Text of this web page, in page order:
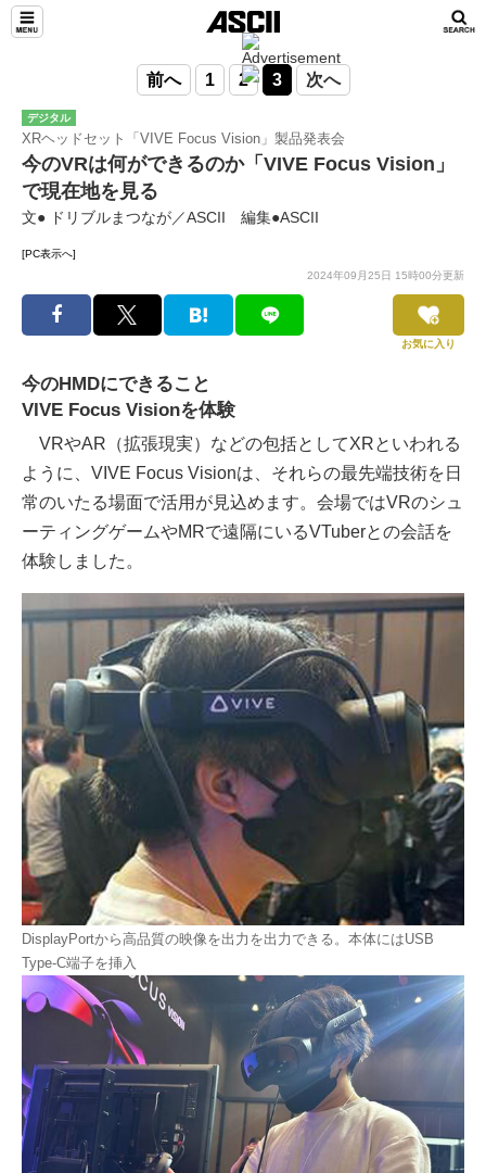
前へ 1 2 3 次へ
デジタル
XRヘッドセット「VIVE Focus Vision」製品発表会
今のVRは何ができるのか「VIVE Focus Vision」
で現在地を見る
文● ドリブルまつなが／ASCII 編集●ASCII
[PC表示へ]
2024年09月25日 15時00分更新
お気に入り
今のHMDにできること
VIVE Focus Visionを体験
VRやAR（拡張現実）などの包括としてXRといわれる
ように、VIVE Focus Visionは、それらの最先端技術を日
常のいたる場面で活用が見込めます。会場ではVRのシュ
ーティングゲームやMRで遠隔にいるVTuberとの会話を
体験しました。
DisplayPortから高品質の映像を出力を出力できる。本体にはUSB
Type-C端子を挿入